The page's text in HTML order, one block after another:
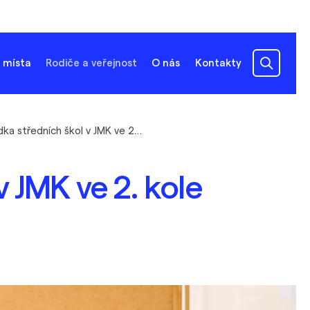
místa Rodiče a veřejnost O nás Kontakty
Nabídka středních škol v JMK ve 2. kole přijímacího řízení
ve 2. kole